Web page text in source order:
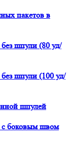
пакетов в
шпули (80 уд/
шпули (100 уд/
шпулей
с боковым швом